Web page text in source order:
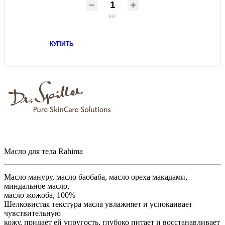
шт
КУПИТЬ
Масло для тела Rahima
Масло мануру, масло баобаба, масло ореха макадами,
миндальное масло,
масло жожоба, 100%
Шелковистая текстура масла увлажняет и успокаивает
чувствительную
кожу, придает ей упругость, глубоко питает и восстанавливает